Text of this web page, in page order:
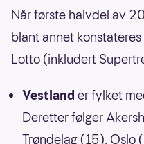
Når første halvdel av
blant annet
Lotto (inkludert
Vestland er fylket
Deretter følger
Trøndelag (15), Oslo